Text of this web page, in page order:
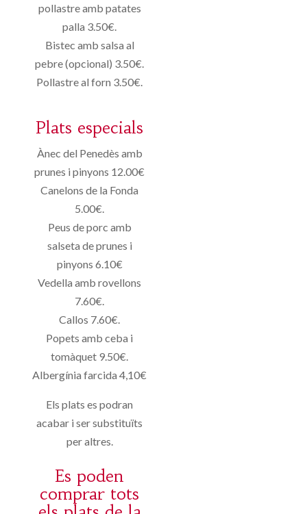
pollastre amb patates
palla 3.50€.
Bistec amb salsa al
pebre (opcional) 3.50€.
Pollastre al forn 3.50€.
Plats especials
Ànec del Penedès amb
prunes i pinyons 12.00€
Canelons de la Fonda
5.00€.
Peus de porc amb
salseta de prunes i
pinyons 6.10€
Vedella amb rovellons
7.60€.
Callos 7.60€.
Popets amb ceba i
tomàquet 9.50€.
Albergínia farcida 4,10€
Els plats es podran
acabar i ser substituïts
per altres.
Es poden
comprar tots